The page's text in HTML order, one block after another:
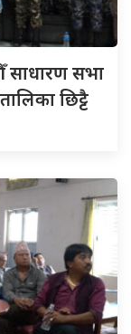
साधारण सभा
छिट्टै